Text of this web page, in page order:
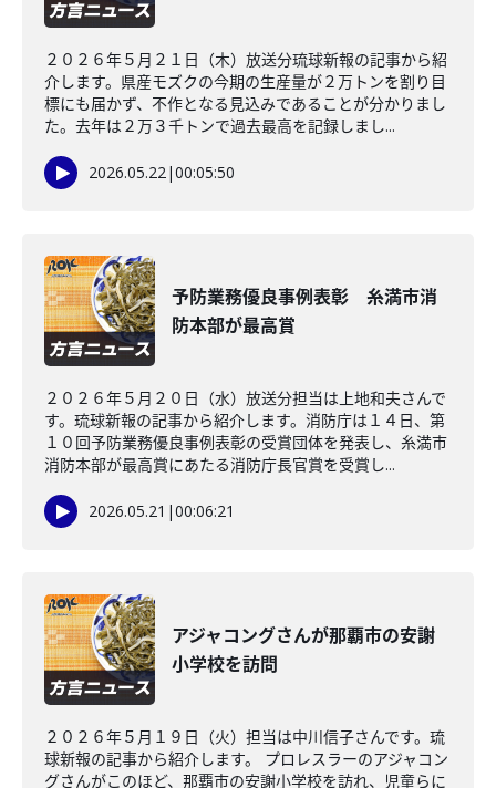
２０２６年５月２１日（木）放送分琉球新報の記事から紹
介します。県産モズクの今期の生産量が２万トンを割り目
標にも届かず、不作となる見込みであることが分かりまし
た。去年は２万３千トンで過去最高を記録しまし...
2026.05.22|00:05:50
予防業務優良事例表彰 糸満市消
防本部が最高賞
２０２６年５月２０日（水）放送分担当は上地和夫さんで
す。琉球新報の記事から紹介します。消防庁は１４日、第
１０回予防業務優良事例表彰の受賞団体を発表し、糸満市
消防本部が最高賞にあたる消防庁長官賞を受賞し...
2026.05.21 |00:06:21
アジャコングさんが那覇市の安謝
小学校を訪問
２０２６年５月１９日（火）担当は中川信子さんです。琉
球新報の記事から紹介します。 プロレスラーのアジャコン
グさんがこのほど、那覇市の安謝小学校を訪れ、児童らに